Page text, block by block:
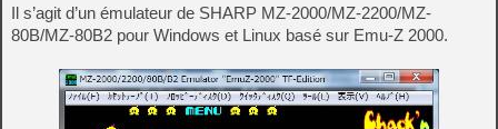
Il s’agit d’un émulateur de SHARP MZ-2000/MZ-2200/MZ-
80B/MZ-80B2 pour Windows et Linux basé sur Emu-Z 2000.